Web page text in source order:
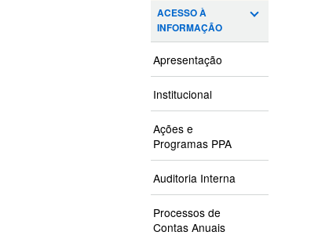
ACESSO À
INFORMAÇÃO
Apresentação
Institucional
Ações e
Programas PPA
Auditoria Interna
Processos de
Contas Anuais